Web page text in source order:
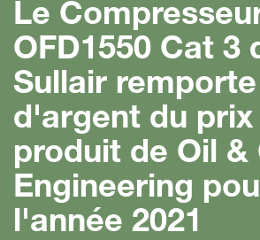
Le
OFD1550 Cat 3
Sullair
d'argent du prix
produit de Oil &
Engineering
l'année 2021